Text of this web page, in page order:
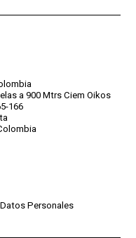
a 900 Mtrs Ciem Oikos
166
Personales